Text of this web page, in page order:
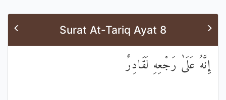
Surat At-Tariq Ayat 8
إِنَّهُ عَلَىٰ رَجْعِهِ لَقَادِرٌ